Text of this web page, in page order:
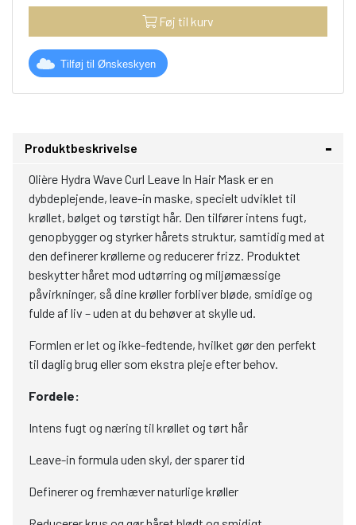
Føj til kurv
Tilføj til Ønskeskyen
Produktbeskrivelse
Olière Hydra Wave Curl Leave In Hair Mask er en
dybdeplejende, leave-in maske, specielt udviklet til
krøllet, bølget og tørstigt hår. Den tilfører intens fugt,
genopbygger og styrker hårets struktur, samtidig med at
den definerer krøllerne og reducerer frizz. Produktet
beskytter håret mod udtørring og miljømæssige
påvirkninger, så dine krøller forbliver bløde, smidige og
fulde af liv – uden at du behøver at skylle ud.
Formlen er let og ikke-fedtende, hvilket gør den perfekt
til daglig brug eller som ekstra pleje efter behov.
Fordele:
Intens fugt og næring til krøllet og tørt hår
Leave-in formula uden skyl, der sparer tid
Definerer og fremhæver naturlige krøller